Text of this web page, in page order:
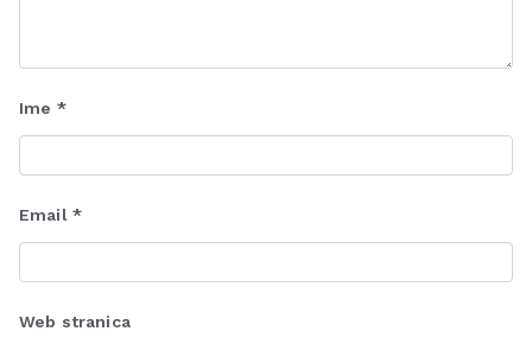
Ime *
Email *
Web stranica